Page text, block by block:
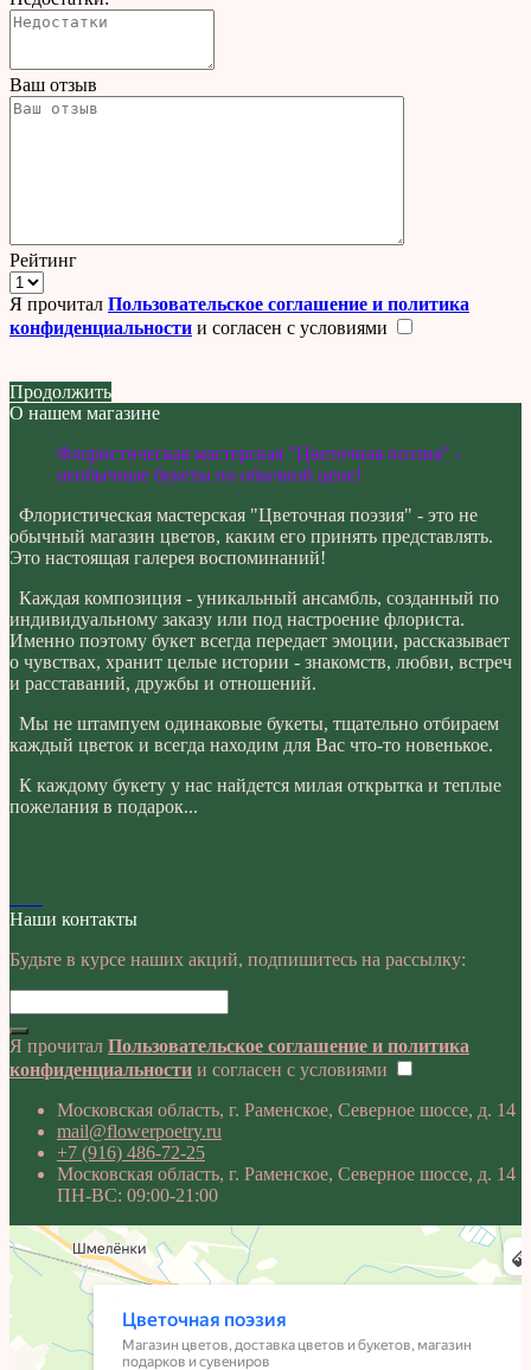
Ваш отзыв
Рейтинг
Я прочитал Пользовательское соглашение и политика
конфиденциальности и согласен с условиями
Продолжить
О нашем магазине
Флористическая мастерская "Цветочная поэзия" -
необычные букеты по обычной цене!
Флористическая мастерская "Цветочная поэзия" - это не
обычный магазин цветов, каким его принять представлять.
Это настоящая галерея воспоминаний!
Каждая композиция - уникальный ансамбль, созданный по
индивидуальному заказу или под настроение флориста.
Именно поэтому букет всегда передает эмоции, рассказывает
о чувствах, хранит целые истории - знакомств, любви, встреч
и расставаний, дружбы и отношений.
Мы не штампуем одинаковые букеты, тщательно отбираем
каждый цветок и всегда находим для Вас что-то новенькое.
К каждому букету у нас найдется милая открытка и теплые
пожелания в подарок...
Наши контакты
Будьте в курсе наших акций, подпишитесь на рассылку:
Я прочитал Пользовательское соглашение и политика
конфиденциальности и согласен с условиями
Московская область, г. Раменское, Северное шоссе, д. 14
mail@flowerpoetry.ru
+7 (916) 486-72-25
Московская область, г. Раменское, Северное шоссе, д. 14
ПН-ВС: 09:00-21:00